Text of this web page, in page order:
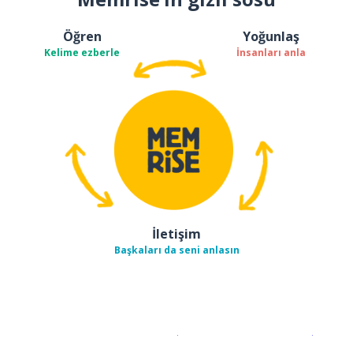
Öğren
Kelime ezberle
Yoğunlaş
İnsanları anla
İletişim
Başkaları da seni anlasın